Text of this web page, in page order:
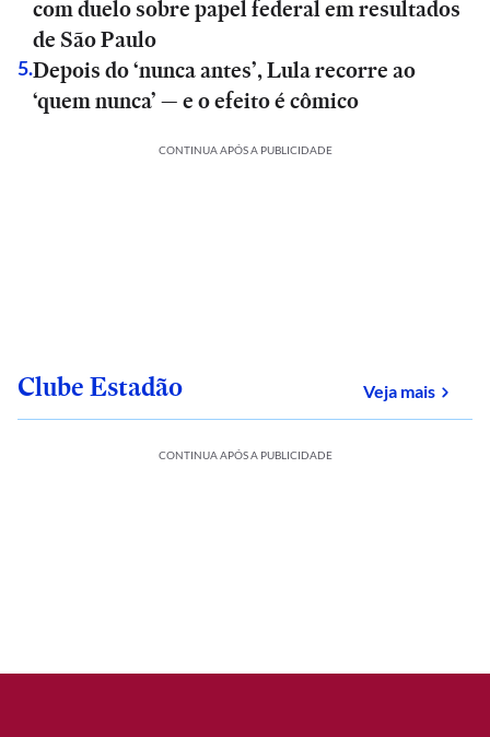
com duelo sobre papel federal em resultados
de São Paulo
5.Depois do ‘nunca antes’, Lula recorre ao
‘quem nunca’ — e o efeito é cômico
CONTINUA APÓS A PUBLICIDADE
Clube Estadão Veja maissobre
CONTINUA APÓS A PUBLICIDADE